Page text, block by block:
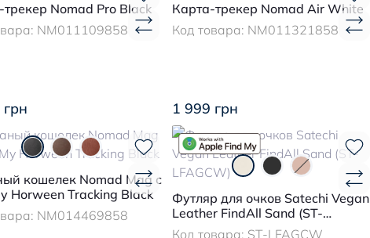
Nomad Pro Black
NM011109858
Карта-трекер Nomad Air White
Код товара: NM011321858
1 999 грн
кошелек Nomad Mag с
Horween Tracking Black
NM014469858
Футляр для очков Satechi Vegan
Leather FindAll Sand (ST-
LFAGCW)
Код товара: ST-LFAGCW